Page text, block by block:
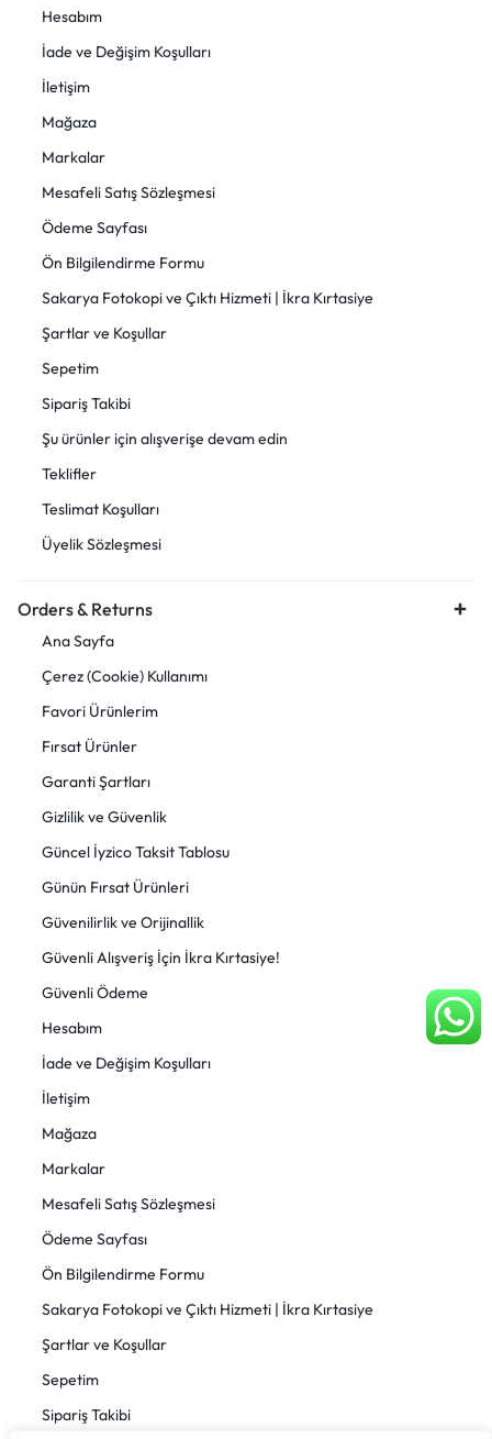
Hesabım
İade ve Değişim Koşulları
İletişim
Mağaza
Markalar
Mesafeli Satış Sözleşmesi
Ödeme Sayfası
Ön Bilgilendirme Formu
Sakarya Fotokopi ve Çıktı Hizmeti | İkra Kırtasiye
Şartlar ve Koşullar
Sepetim
Sipariş Takibi
Şu ürünler için alışverişe devam edin
Teklifler
Teslimat Koşulları
Üyelik Sözleşmesi
Orders & Returns
Ana Sayfa
Çerez (Cookie) Kullanımı
Favori Ürünlerim
Fırsat Ürünler
Garanti Şartları
Gizlilik ve Güvenlik
Güncel İyzico Taksit Tablosu
Günün Fırsat Ürünleri
Güvenilirlik ve Orijinallik
Güvenli Alışveriş İçin İkra Kırtasiye!
Güvenli Ödeme
Hesabım
İade ve Değişim Koşulları
İletişim
Mağaza
Markalar
Mesafeli Satış Sözleşmesi
Ödeme Sayfası
Ön Bilgilendirme Formu
Sakarya Fotokopi ve Çıktı Hizmeti | İkra Kırtasiye
Şartlar ve Koşullar
Sepetim
Sipariş Takibi